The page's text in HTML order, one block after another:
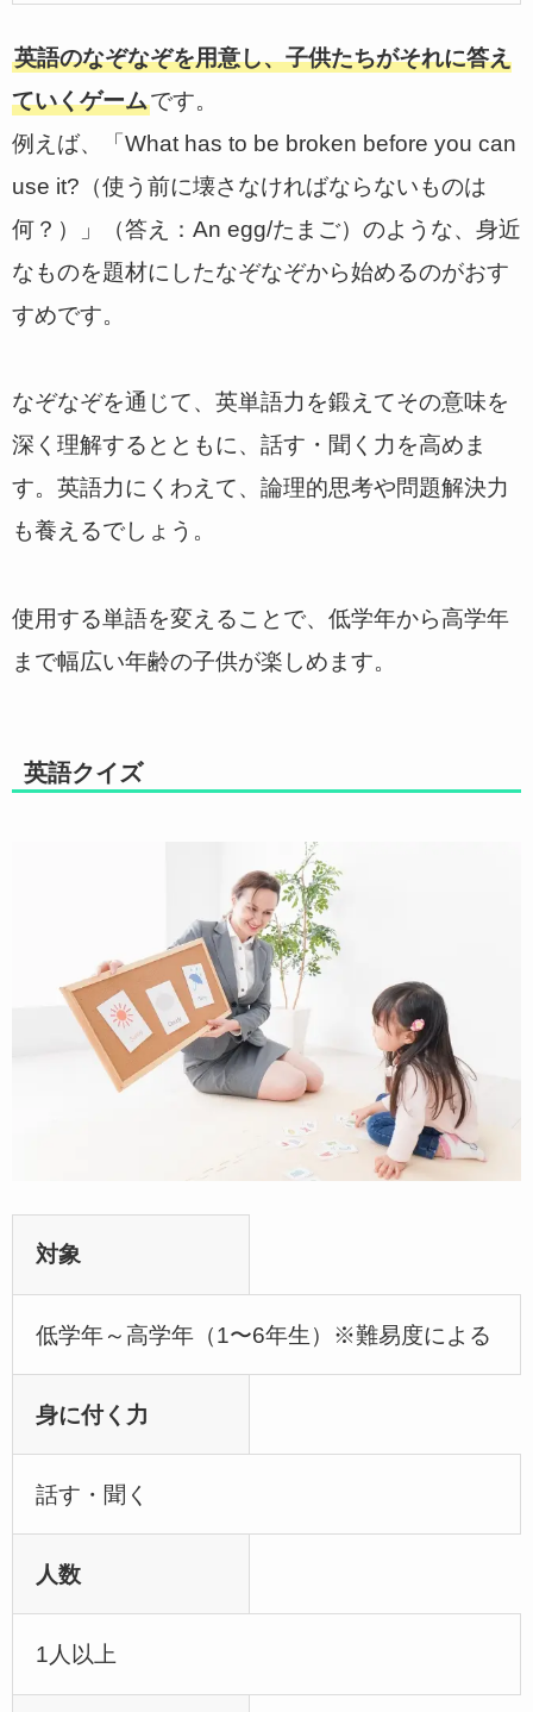
英語のなぞなぞを用意し、子供たちがそれに答え
ていくゲームです。
例えば、「What has to be broken before you can
use it?（使う前に壊さなければならないものは
何？）」（答え：An egg/たまご）のような、身近
なものを題材にしたなぞなぞから始めるのがおす
すめです。
なぞなぞを通じて、英単語力を鍛えてその意味を
深く理解するとともに、話す・聞く力を高めま
す。英語力にくわえて、論理的思考や問題解決力
も養えるでしょう。
使用する単語を変えることで、低学年から高学年
まで幅広い年齢の子供が楽しめます。
英語クイズ
対象
低学年～高学年（1〜6年生）※難易度による
身に付く力
話す・聞く
人数
1人以上